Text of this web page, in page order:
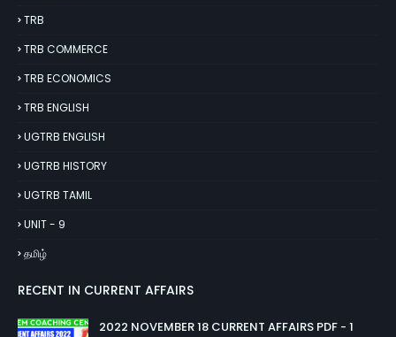
TRB
TRB COMMERCE
TRB ECONOMICS
TRB ENGLISH
UGTRB ENGLISH
UGTRB HISTORY
UGTRB TAMIL
UNIT - 9
தமிழ்
RECENT IN CURRENT AFFAIRS
2022 NOVEMBER 18 CURRENT AFFAIRS PDF - 1